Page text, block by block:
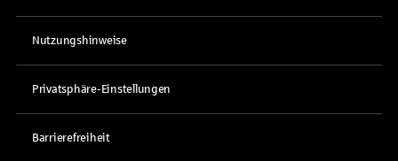
Nutzungshinweise
Privatsphäre-Einstellungen
Barrierefreiheit